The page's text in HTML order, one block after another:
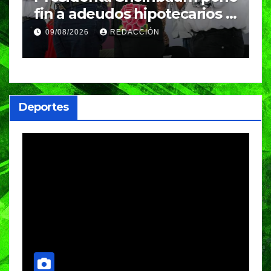
fin a adeudos hipotecarios y
entrega vivienda digna a
familias poblanas
09/08/2026 REDACCIÓN
Deportes